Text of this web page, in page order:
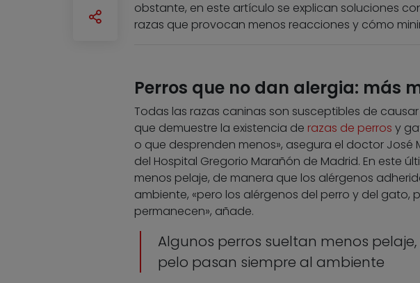
obstante, en este artículo se explican soluciones
razas que provocan menos reacciones y cómo
Perros que no dan alergia: más
Todas las razas caninas son susceptibles de
que demuestre la existencia de razas de perros y
o que desprenden menos», asegura el doctor José
del Hospital Gregorio Marañón de Madrid. En este
menos pelaje, de manera que los alérgenos
ambiente, «pero los alérgenos del perro y del gato,
permanecen», añade.
Algunos perros sueltan menos
pelo pasan siempre al ambiente